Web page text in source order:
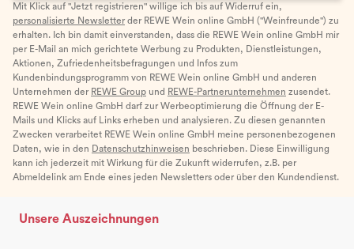
Mit Klick auf "Jetzt registrieren" willige ich bis auf Widerruf ein,
personalisierte Newsletter der REWE Wein online GmbH ("Weinfreunde") zu
erhalten. Ich bin damit einverstanden, dass die REWE Wein online GmbH mir
per E-Mail an mich gerichtete Werbung zu Produkten, Dienstleistungen,
Aktionen, Zufriedenheitsbefragungen und Infos zum
Kundenbindungsprogramm von REWE Wein online GmbH und anderen
Unternehmen der REWE Group und REWE-Partnerunternehmen zusendet.
REWE Wein online GmbH darf zur Werbeoptimierung die Öffnung der E-
Mails und Klicks auf Links erheben und analysieren. Zu diesen genannten
Zwecken verarbeitet REWE Wein online GmbH meine personenbezogenen
Daten, wie in den Datenschutzhinweisen beschrieben. Diese Einwilligung
kann ich jederzeit mit Wirkung für die Zukunft widerrufen, z.B. per
Abmeldelink am Ende eines jeden Newsletters oder über den Kundendienst.
Unsere Auszeichnungen